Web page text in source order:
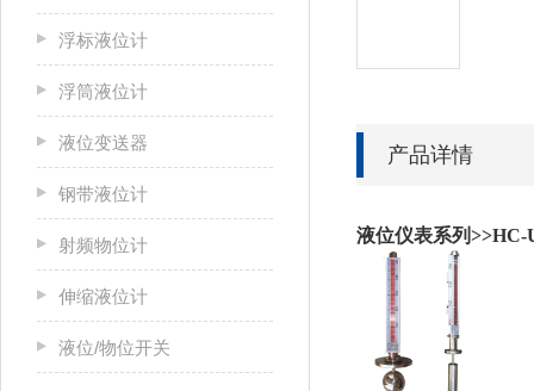
浮标液位计
浮筒液位计
液位变送器
钢带液位计
射频物位计
伸缩液位计
液位/物位开关
产品详情
液位仪表系列>>HC-